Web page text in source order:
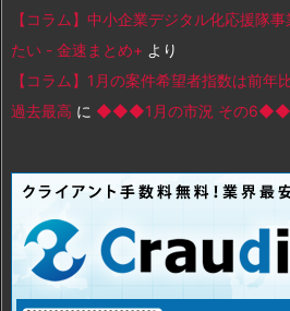
【コラム】中小企業デジタル化応援隊事
たい - 金速まとめ+ より
【コラム】1月の案件希望者指数は前
過去最高 に ◆◆◆1月の市況 その